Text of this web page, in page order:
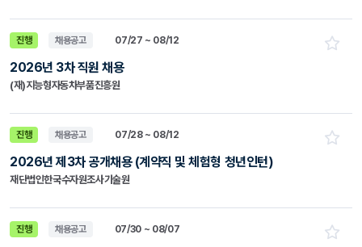
진행 채용공고
(재)지능형자동차부품진흥원
2026년 3차 직원 채용
07/27 ~ 08/12
진행 채용공고
재단법인한국수자원조사기술원
2026년 제3차 공개채용 (계약직 및 체험형 청년인턴)
07/28 ~ 08/12
진행 채용공고 07/30 ~ 08/07